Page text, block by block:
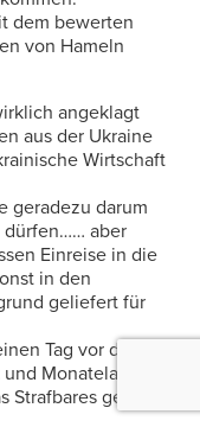
dem bewerten
von Hameln
angeklagt
aus der Ukraine
Wirtschaft
geradezu darum
dürfen…… aber
Einreise in die
in den
geliefert für
Tag vor dem
Monatelang
getan